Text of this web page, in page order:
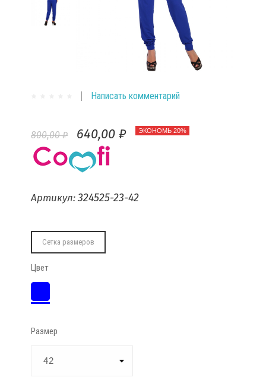
Написать комментарий
800,00 ₽ 640,00 ₽ ЭКОНОМЬ 20%
Артикул:324525-23-42
Сетка размеров
Цвет
Размер